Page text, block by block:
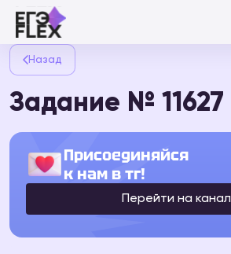
Назад
Задание № 11627
Присоединяйся
к нам в тг!
Перейти на канал